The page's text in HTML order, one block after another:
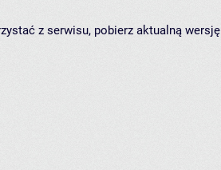
z serwisu, pobierz aktualną wersję